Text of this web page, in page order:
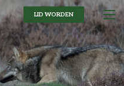
LID WORDEN